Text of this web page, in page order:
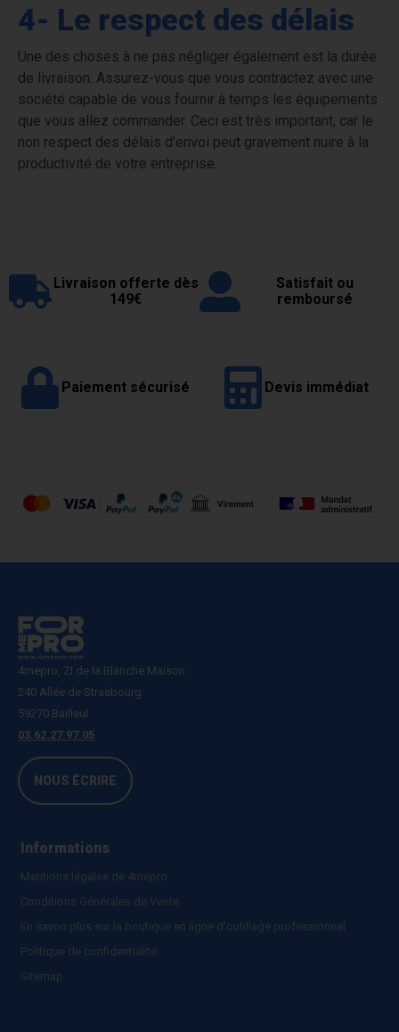
4- Le respect des délais
Une des choses à ne pas négliger également est la durée
de livraison. Assurez-vous que vous contractez avec une
société capable de vous fournir à temps les équipements
que vous allez commander. Ceci est très important, car le
non respect des délais d'envoi peut gravement nuire à la
productivité de votre entreprise.
Livraison offerte dès
149€
Satisfait ou
remboursé
Paiement sécurisé Devis immédiat
4mepro, ZI de la Blanche Maison
240 Allée de Strasbourg
59270 Bailleul
03.62.27.97.05
NOUS ÉCRIRE
Informations
Mentions légales de 4mepro
Conditions Générales de Vente
En savoir plus sur la boutique en ligne d'outillage professionnel
Politique de confidentialité
Sitemap